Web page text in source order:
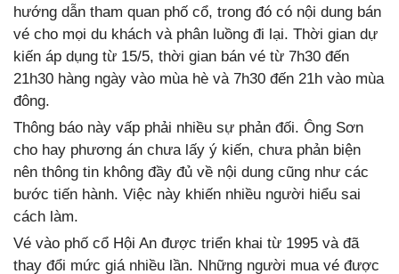
hướng dẫn tham quan phố cổ, trong đó có nội dung bán
vé cho mọi du khách và phân luồng đi lại. Thời gian dự
kiến áp dụng từ 15/5, thời gian bán vé từ 7h30 đến
21h30 hàng ngày vào mùa hè và 7h30 đến 21h vào mùa
đông.
Thông báo này vấp phải nhiều sự phản đối. Ông Sơn
cho hay phương án chưa lấy ý kiến, chưa phản biện
nên thông tin không đầy đủ về nội dung cũng như các
bước tiến hành. Việc này khiến nhiều người hiểu sai
cách làm.
Vé vào phố cổ Hội An được triển khai từ 1995 và đã
thay đổi mức giá nhiều lần. Những người mua vé được